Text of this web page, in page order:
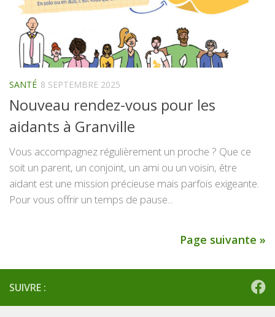
SANTÉ 8 SEPTEMBRE 2025
Nouveau rendez-vous pour les
aidants à Granville
Vous accompagnez régulièrement un proche ? Que ce
soit un parent, un conjoint, un ami ou un voisin, être
aidant est une mission précieuse mais parfois exigeante.
Pour vous offrir un temps de pause...
Page suivante »
SUIVRE :